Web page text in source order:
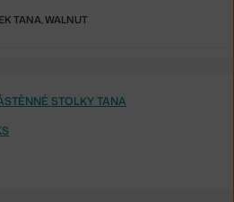
TANA, WALNUT
STOLKY TANA